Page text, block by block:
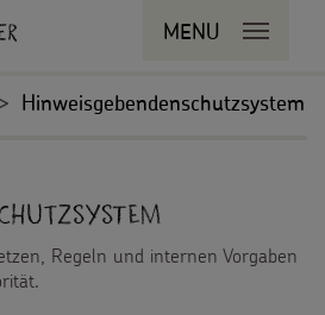
MENU
Praktische Hilfen
Hinweisgebendenschutzsystem
Regeln und internen Vorgaben